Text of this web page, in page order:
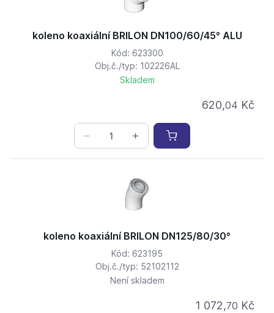
koleno koaxiální BRILON DN100/60/45° ALU
Kód: 623300
Obj.č./typ: 102226AL
Skladem
620,04 Kč
koleno koaxiální BRILON DN125/80/30°
Kód: 623195
Obj.č./typ: 52102112
Není skladem
1 072,70 Kč